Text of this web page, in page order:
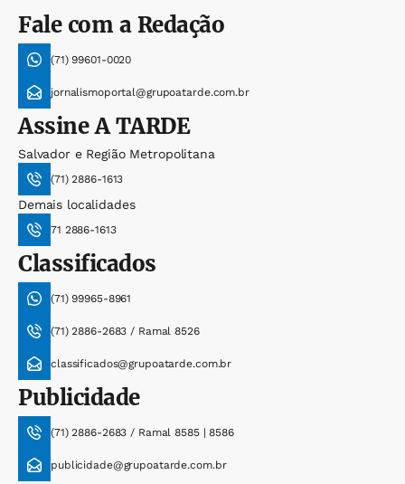
Fale com a Redação
(71) 99601-0020
jornalismoportal@grupoatarde.com.br
AssineA TARDE
Salvador e Região Metropolitana
(71) 2886-1613
Demais localidades
71 2886-1613
Classificados
(71) 99965-8961
(71) 2886-2683 / Ramal 8526
classificados@grupoatarde.com.br
Publicidade
(71) 2886-2683 / Ramal 8585 | 8586
publicidade@grupoatarde.com.br